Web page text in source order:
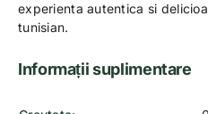
experienta autentica si
tunisian.
Informații suplimentare